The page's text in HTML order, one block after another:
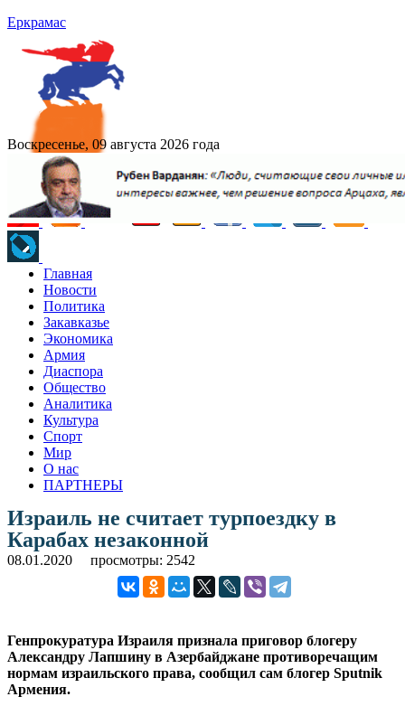
Еркрамас
Воскресенье, 09 августа 2026 года
Главная
Новости
Политика
Закавказье
Экономика
Армия
Диаспора
Общество
Аналитика
Культура
Спорт
Мир
О нас
ПАРТНЕРЫ
Израиль не считает турпоездку в
Карабах незаконной
08.01.2020 просмотры: 2542
Генпрокуратура Израиля признала приговор блогеру
Александру Лапшину в Азербайджане противоречащим
нормам израильского права, сообщил сам блогер Sputnik
Армения.